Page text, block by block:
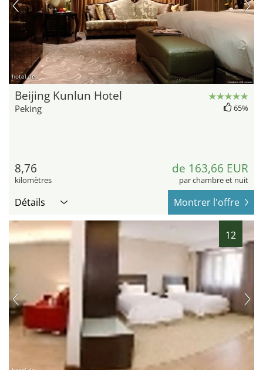
hotel.de
Beijing Kunlun Hotel
Peking 65%
8,76
kilomètres
de 163,66 EUR
par chambre et nuit
Détails Montrer l'offre
12